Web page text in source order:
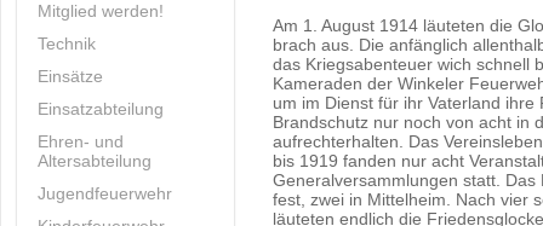
Mitglied werden!
Technik
Einsätze
Einsatzabteilung
Ehren- und
Altersabteilung
Jugendfeuerwehr
Am 1. August 1914 läuteten die
brach aus. Die anfänglich
das Kriegsabenteuer wich schnell
Kameraden der Winkeler
um im Dienst für ihr Vaterland
Brandschutz nur noch von acht in
aufrechterhalten. Das
bis 1919 fanden nur acht
Generalversammlungen statt.
fest, zwei in Mittelheim. Nach vier
läuteten endlich die